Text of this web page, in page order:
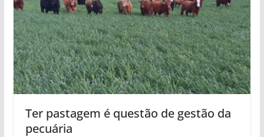
Ter pastagem é questão de gestão da
pecuária